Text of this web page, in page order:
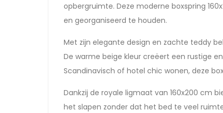
opbergruimte. Deze moderne boxspring
en georganiseerd te houden.
Met zijn elegante design en zachte teddy
De warme beige kleur creëert een rustige
Scandinavisch of hotel chic wonen, deze
Dankzij de royale ligmaat van 160x200 cm
het slapen zonder dat het bed te veel